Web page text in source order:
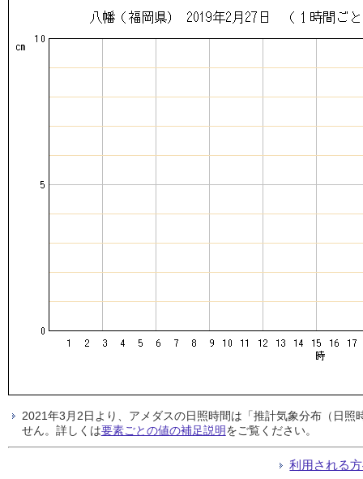
2021年3月2日より、アメダスの日照時間は「推計気象分布（日
せん。詳しくは要素ごとの値の補足説明をご覧ください。
利用される